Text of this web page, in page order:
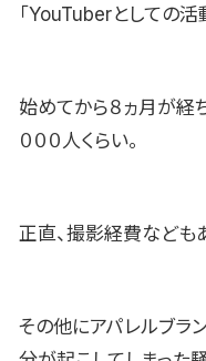
「YouTuberとしての活
始めてから８ヵ月が経
０００人くらい。
正直、撮影経費なども
その他にアパレルブラ